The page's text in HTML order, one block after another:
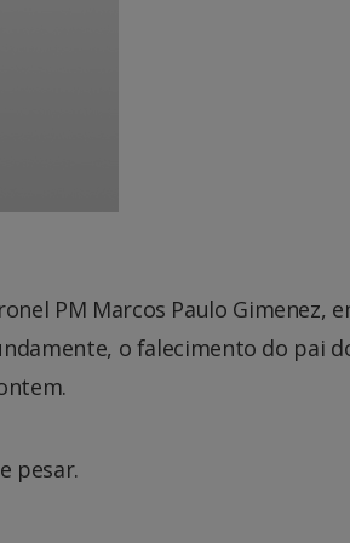
PM Marcos Paulo Gimenez,
o falecimento do pai
pesar.